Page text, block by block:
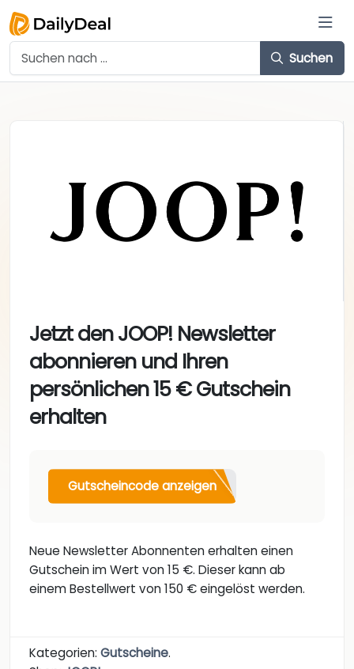
Suchen
Jetzt den JOOP! Newsletter
abonnieren und Ihren
persönlichen 15 € Gutschein
erhalten
Gutscheincode anzeigen
Neue Newsletter Abonnenten erhalten einen
Gutschein im Wert von 15 €. Dieser kann ab
einem Bestellwert von 150 € eingelöst werden.
Kategorien: Gutscheine.